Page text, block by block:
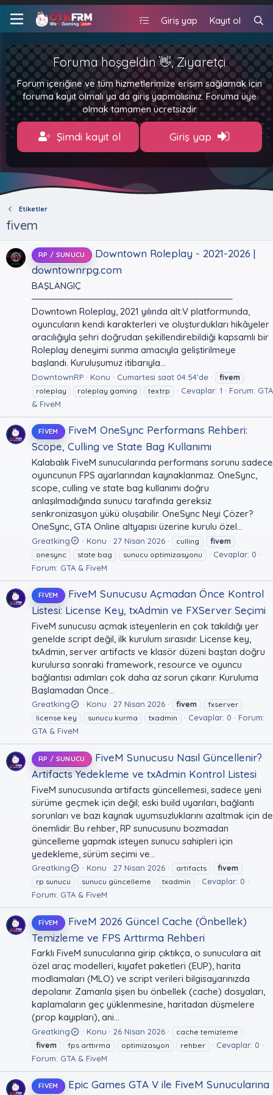
Giriş yap Kayıt ol
Foruma hoşgeldin 👋, Ziyaretçi
Forum içeriğine ve tüm hizmetlerimize erişim sağlamak için
foruma kayıt olmalı ya da giriş yapmalısınız. Foruma üye
olmak tamamen ücretsizdir.
Şimdi kayıt ol Giriş yap
Etiketler
fivem
RP / SUNUCU
Downtown Roleplay - 2021-2026 |
downtownrpg.com
BAŞLANGIÇ
──────────────────────────────
Downtown Roleplay, 2021 yılında alt:V platformunda,
oyuncuların kendi karakterleri ve oluşturdukları hikâyeler
aracılığıyla şehri doğrudan şekillendirebildiği kapsamlı bir
Roleplay deneyimi sunma amacıyla geliştirilmeye
başlandı. Kuruluşumuz itibarıyla...
DowntownRP Konu Cumartesi saat 04:54'de
fivem
roleplay
roleplay gaming textrp Cevaplar: 1 Forum: GTA
& FiveM
FIVEM
FiveM OneSync Performans Rehberi:
Scope, Culling ve State Bag Kullanımı
Kalabalık FiveM sunucularında performans sorunu sadece
oyuncunun FPS ayarlarından kaynaklanmaz. OneSync,
scope, culling ve state bag kullanımı doğru
anlaşılmadığında sunucu tarafında gereksiz
senkronizasyon yükü oluşabilir. OneSync Neyi Çözer?
OneSync, GTA Online altyapısı üzerine kurulu özel...
Greatking Konu 27 Nisan 2026 culling
fivem
onesync
state bag sunucu optimizasyonu
Cevaplar: 0
Forum: GTA & FiveM
FIVEM
FiveM Sunucusu Açmadan Önce Kontrol
Listesi: License Key, txAdmin ve FXServer Seçimi
FiveM sunucusu açmak isteyenlerin en çok takıldığı yer
genelde script değil, ilk kurulum sırasıdır. License key,
txAdmin, server artifacts ve klasör düzeni baştan doğru
kurulursa sonraki framework, resource ve oyuncu
bağlantısı adımları çok daha az sorun çıkarır. Kuruluma
Başlamadan Önce...
Greatking Konu 27 Nisan 2026 fivem
fxserver
license key
sunucu kurma txadmin Cevaplar: 0
Forum:
GTA & FiveM
RP / SUNUCU
FiveM Sunucusu Nasıl Güncellenir?
Artifacts Yedekleme ve txAdmin Kontrol Listesi
FiveM sunucusunda artifacts güncellemesi, sadece yeni
sürüme geçmek için değil; eski build uyarıları, bağlantı
sorunları ve bazı kaynak uyumsuzluklarını azaltmak için de
önemlidir. Bu rehber, RP sunucusunu bozmadan
güncelleme yapmak isteyen sunucu sahipleri için
yedekleme, sürüm seçimi ve...
Greatking Konu 27 Nisan 2026 artifacts
fivem
rp sunucu
sunucu güncelleme txadmin
Cevaplar: 0
Forum: GTA & FiveM
FIVEM
FiveM 2026 Güncel Cache (Önbellek)
Temizleme ve FPS Arttırma Rehberi
Farklı FiveM sunucularına girip çıktıkça, o sunuculara ait
özel araç modelleri, kıyafet paketleri (EUP), harita
modlamaları (MLO) ve script verileri bilgisayarınızda
depolanır. Zamanla şişen bu önbellek (cache) dosyaları,
kaplamaların geç yüklenmesine, haritadan düşmelere
(prop kayıpları), ani...
Greatking Konu 26 Nisan 2026
cache temizleme
fivem
fps arttırma optimizasyon rehber
Cevaplar: 0
Forum: GTA & FiveM
FIVEM
Epic Games GTA V ile FiveM Sunucularına